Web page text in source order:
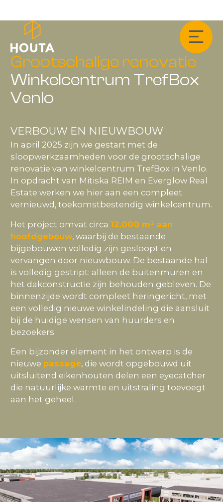
Grootschalige renovatie
Winkelcentrum TrefBox
Venlo
VERBOUW EN NIEUWBOUW
In april 2025 zijn we gestart met de
sloopwerkzaamheden voor de grootschalige
renovatie van winkelcentrum TrefBox in Venlo.
In opdracht van Mitiska REIM en Everglow Real
Estate werken we hier aan een compleet
vernieuwd, toekomstbestendig winkelcentrum.
Het project omvat circa 12.000 m² aan
hoofdgebouw, waarbij de bestaande
bijgebouwen volledig zijn gesloopt en
vervangen door nieuwbouw. De bestaande hal
is volledig gestript: alleen de buitenmuren en
het dakconstructie zijn behouden gebleven. De
binnenzijde wordt compleet heringericht, met
een volledig nieuwe winkelindeling die aansluit
bij de huidige wensen van huurders en
bezoekers.
Een bijzonder element in het ontwerp is de
nieuwe passage, die wordt opgebouwd uit
uitsluitend eikenhouten delen een eyecatcher
die natuurlijke warmte en uitstraling toevoegt
aan het geheel.